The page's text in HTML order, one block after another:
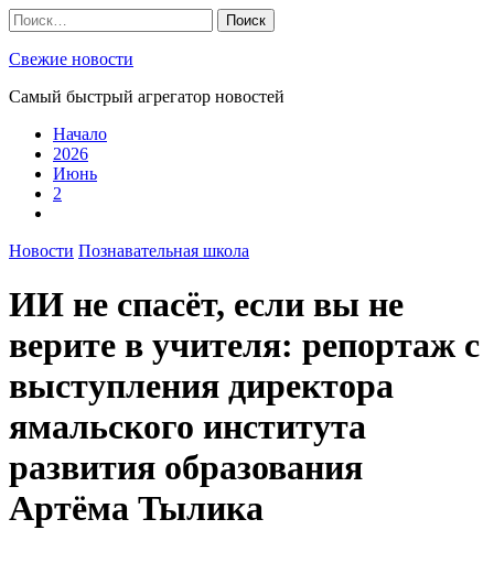
Skip
to
content
Найти:
Свежие новости
Самый быстрый агрегатор новостей
Начало
2026
Июнь
2
Новости Познавательная школа
ИИ не спасёт, если вы не
верите в учителя: репортаж с
выступления директора
ямальского института
развития образования
Артёма Тылика